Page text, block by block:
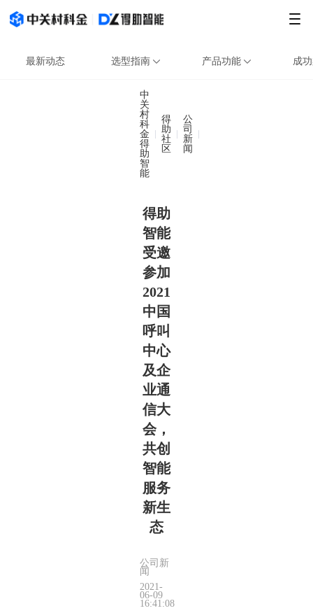
最新动态 选型指南 产品功能 成
中
关
村
科
金
得
助
智
能
得
助
社
区
公
司
新
闻
得助
智能
受邀
参加
2021
中国
呼叫
中心
及企
业通
信大
会，
共创
智能
服务
新生
态
公司新
闻
2021-
06-09
16:41:08